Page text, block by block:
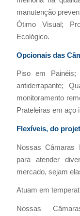
manutenção
Ótimo Visual;
Ecológico.
Opcionais das
Piso em
antiderrapante;
monitoramento
Prateleiras em aço
Flexíveis, do
Nossas Câmaras
para atender
mercado, sejam
Atuam em
Nossas